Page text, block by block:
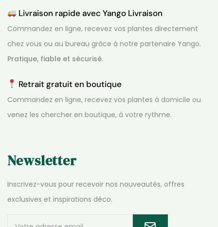
Livraison rapide avec Yango Livraison
Commandez en ligne, recevez vos plantes directement
chez vous ou au bureau grâce à notre partenaire Yango.
Pratique, fiable et sécurisé.
Retrait gratuit en boutique
Commandez en ligne, recevez vos plantes à domicile ou
venez les chercher en boutique, à votre rythme.
Newsletter
Inscrivez-vous pour recevoir nos nouveautés, offres
exclusives et inspirations déco.